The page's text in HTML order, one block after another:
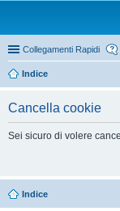
Collegamenti Rapidi
Indice
Cancella cookie
Sei sicuro di volere
Indice